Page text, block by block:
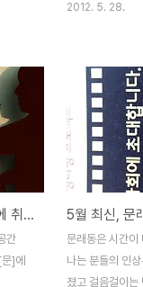
로 가
론
리고
분들
보다
려움
한
고
로소
하는 활기찬 곳
사이의 문래동은
것도 갈라파고스
변지역과 다른
그 이유는 철공
고 어수선한 이
고 마음을 젖혀
술의 흔적이 나
그들과 문래동네
간들의 야생 동
2012. 5. 28.
<황보령 밴드>SmackSoft에 취하다!
간
]에
문래동은 시간이
나는 분들의 인
졌고 걸음걸이는